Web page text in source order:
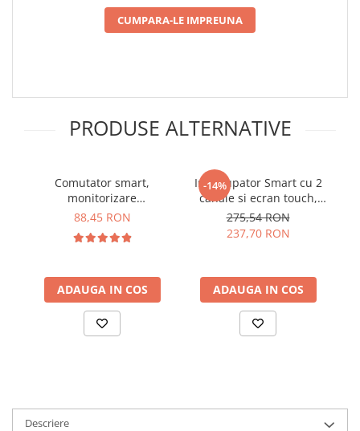
Lanterne de Mana
Auto
Roboti de Pornire Auto
CUMPARA-LE IMPREUNA
PRODUSE ALTERNATIVE
Comutator smart,
monitorizare
temperatura si umiditate,
Elite
88,45 RON
ADAUGA IN COS
-14%
Intrerupator Smart cu 2
canale si ecran touch,
alb, Sonoff NSPanel
275,54 RON
237,70 RON
ADAUGA IN COS
Descriere